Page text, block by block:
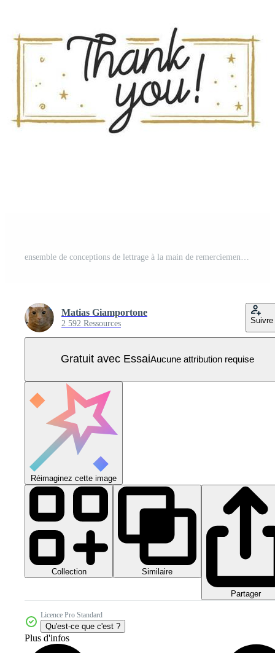
Matias Giamportone
2 592 Ressources Suivre
Gratuit avec EssaiAucune attribution requise
Réimaginez cette image
Collection Similaire
Partager
Licence Pro Standard
Qu'est-ce que c'est ?
Plus d'infos